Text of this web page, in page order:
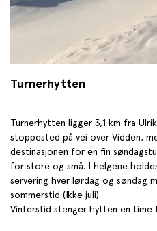
Turnerhytten
Turnerhytten ligger 3,1 km fra
stoppested på vei over Vidden,
destinasjonen for en fin
for store og små. I helgene
servering hver lørdag og søndag
sommerstid (Ikke juli).
Vinterstid stenger hytten en time